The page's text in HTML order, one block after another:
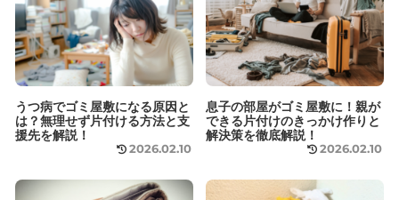
うつ病でゴミ屋敷になる原因と
は？無理せず片付ける方法と支
援先を解説！
2026.02.10
息子の部屋がゴミ屋敷に！親が
できる片付けのきっかけ作りと
解決策を徹底解説！
2026.02.10